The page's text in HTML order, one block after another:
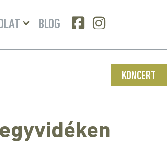
Menü
lenyitása
BLOG
KONCERT